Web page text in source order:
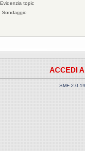
Evidenzia topic
Sondaggio
ACCEDI
SMF 2.0.19